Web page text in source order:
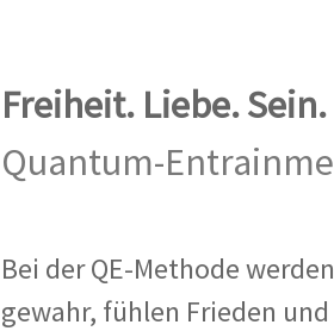
Freiheit. Liebe. Sein.
Quantum-
Bei der QE-Methode
gewahr, fühlen Frieden